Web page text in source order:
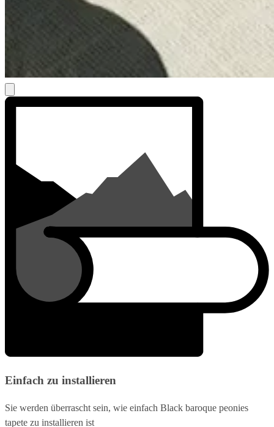
Einfach zu installieren
Sie werden überrascht sein, wie einfach Black baroque peonies
tapete zu installieren ist